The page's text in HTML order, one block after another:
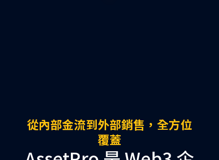
從內部金流到外部銷售，全方位
覆蓋